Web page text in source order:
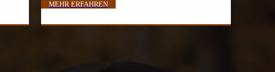
MEHR ERFAHREN